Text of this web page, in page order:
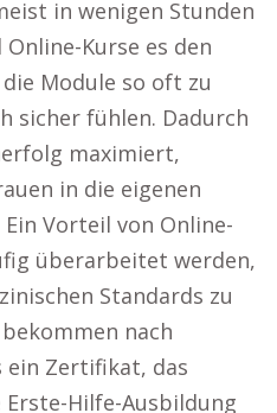
in wenigen Stunden
Kurse es den
Module so oft zu
sicher fühlen. Dadurch
maximiert,
in die eigenen
Vorteil von Online-
überarbeitet werden,
Standards zu
nach
ein Zertifikat, das
Hilfe-Ausbildung